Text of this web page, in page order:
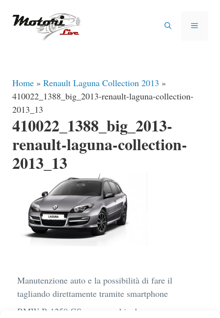
MENU
Home » Renault Laguna Collection 2013 »
410022_1388_big_2013-renault-laguna-collection-
2013_13
410022_1388_big_2013-
renault-laguna-collection-
2013_13
Manutenzione auto e la possibilità di fare il
tagliando direttamente tramite smartphone
BMW R 1250 GS: cosa cambia davvero con uno